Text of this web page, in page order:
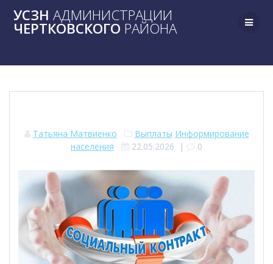
to
content
УСЗН АДМИНИСТРАЦИИ
ЧЕРТКОВСКОГО РАЙОНА
Татьяна Матвиенко Выплаты Информирование
населения
22.05.2026 | 0